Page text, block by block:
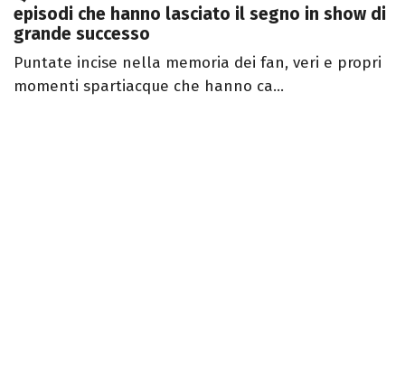
episodi che hanno lasciato il segno in show di
grande successo
Puntate incise nella memoria dei fan, veri e propri
momenti spartiacque che hanno ca...